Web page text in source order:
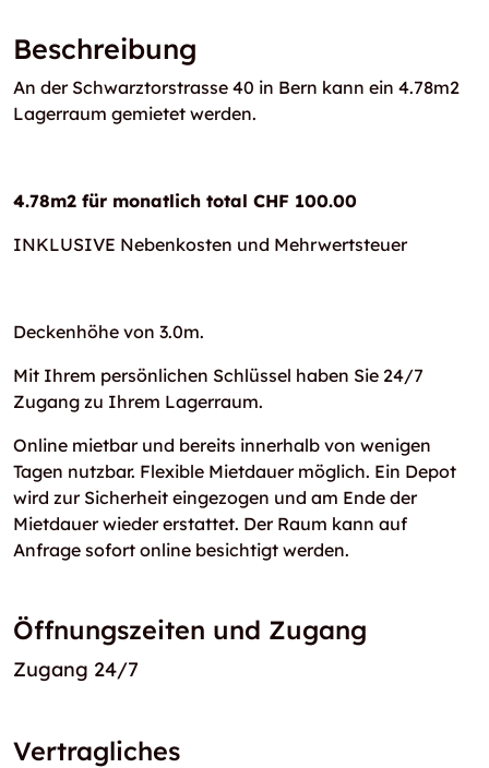
Beschreibung
An der Schwarztorstrasse 40 in Bern kann ein 4.78m2
Lagerraum gemietet werden.
4.78m2 für monatlich total CHF 100.00
INKLUSIVE Nebenkosten und Mehrwertsteuer
Deckenhöhe von 3.0m.
Mit Ihrem persönlichen Schlüssel haben Sie 24/7
Zugang zu Ihrem Lagerraum.
Online mietbar und bereits innerhalb von wenigen
Tagen nutzbar. Flexible Mietdauer möglich. Ein Depot
wird zur Sicherheit eingezogen und am Ende der
Mietdauer wieder erstattet. Der Raum kann auf
Anfrage sofort online besichtigt werden.
Öffnungszeiten und Zugang
Zugang 24/7
Vertragliches